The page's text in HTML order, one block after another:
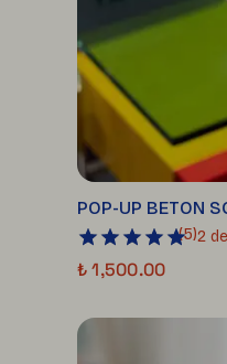
POP-UP BETON
(5)2
₺ 1,500.00